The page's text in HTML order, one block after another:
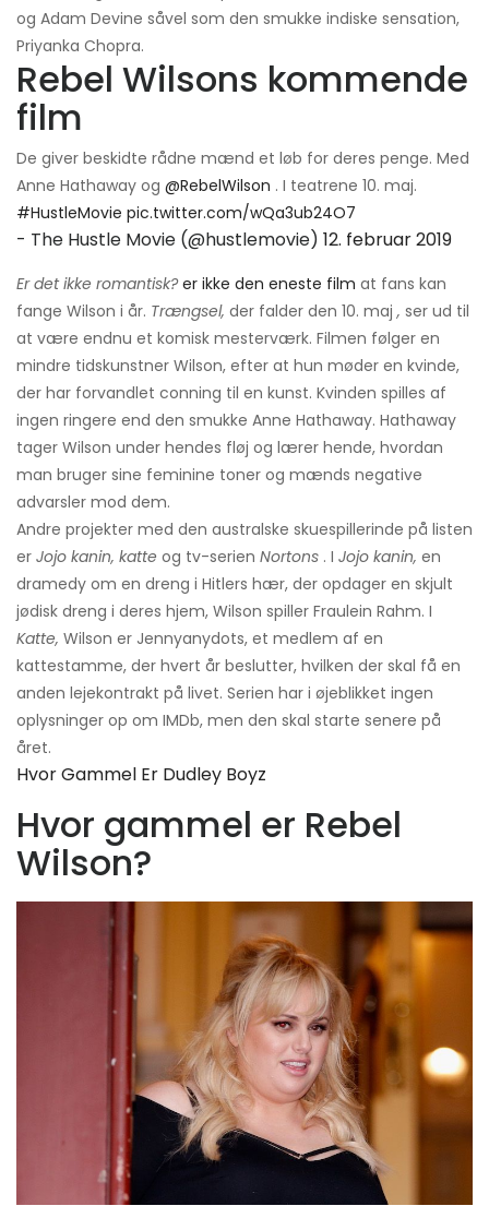
og Adam Devine såvel som den smukke indiske sensation,
Priyanka Chopra.
Rebel Wilsons kommende
film
De giver beskidte rådne mænd et løb for deres penge. Med
Anne Hathaway og @RebelWilson . I teatrene 10. maj.
#HustleMovie pic.twitter.com/wQa3ub24O7
- The Hustle Movie (@hustlemovie) 12. februar 2019
Er det ikke romantisk? er ikke den eneste film at fans kan
fange Wilson i år. Trængsel, der falder den 10. maj , ser ud til
at være endnu et komisk mesterværk. Filmen følger en
mindre tidskunstner Wilson, efter at hun møder en kvinde,
der har forvandlet conning til en kunst. Kvinden spilles af
ingen ringere end den smukke Anne Hathaway. Hathaway
tager Wilson under hendes fløj og lærer hende, hvordan
man bruger sine feminine toner og mænds negative
advarsler mod dem.
Andre projekter med den australske skuespillerinde på listen
er Jojo kanin, katte og tv-serien Nortons . I Jojo kanin, en
dramedy om en dreng i Hitlers hær, der opdager en skjult
jødisk dreng i deres hjem, Wilson spiller Fraulein Rahm. I
Katte, Wilson er Jennyanydots, et medlem af en
kattestamme, der hvert år beslutter, hvilken der skal få en
anden lejekontrakt på livet. Serien har i øjeblikket ingen
oplysninger op om IMDb, men den skal starte senere på
året.
Hvor Gammel Er Dudley Boyz
Hvor gammel er Rebel
Wilson?